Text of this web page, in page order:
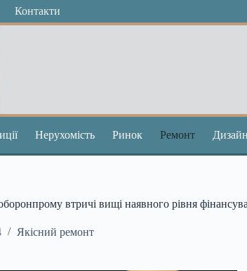
Контакти
Нерухомість Ринок Ремонт Дизайн
втричі вищі наявного рівня
Якісний ремонт